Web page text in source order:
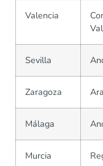
Valencia
Sevilla
Zaragoza
Málaga
Murcia